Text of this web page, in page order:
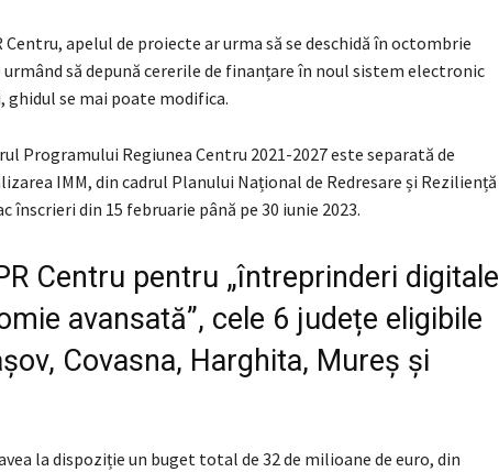
apelul de proiecte ar urma să se deschidă în octombrie
să depună cererile de finanțare în noul sistem electronic
ghidul se mai poate modifica.
Programului Regiunea Centru 2021-2027 este separată de
IMM, din cadrul Planului Național de Redresare și Reziliență
înscrieri din 15 februarie până pe 30 iunie 2023.
Centru pentru „întreprinderi digitale
avansată”, cele 6 județe eligibile
Covasna, Harghita, Mureș și
la dispoziție un buget total de 32 de milioane de euro, din